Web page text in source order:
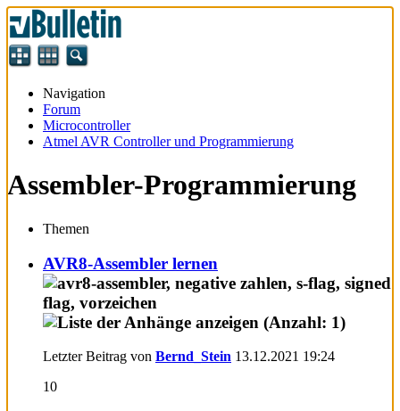
Navigation
Forum
Microcontroller
Atmel AVR Controller und Programmierung
Assembler-Programmierung
Themen
AVR8-Assembler lernen
Letzter Beitrag von Bernd_Stein 13.12.2021 19:24
10